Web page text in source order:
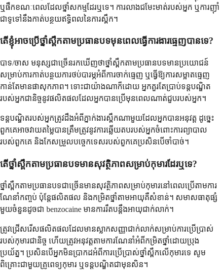
ឬផឹកខណៈពេលដែលថ្នាំសកម្មដែរឬទេ។ ការលាងជមែះមាត់របស់អ្នក ឬការញ៉ាំ
ជាទូទៅនឹងកាត់បន្ថយឥទ្ធិពលនៃការស្ពឹក។
តើខ្ញុំអាចប្រើថ្នាំស្ពឹកតាមប្រធានបទមុនពេលធ្វើការងារធ្មេញបានទេ?
បាទ/ចាស មនុស្សជាច្រើនរកឃើញថាថ្នាំស្ពឹកតាមប្រធានបទមានប្រយោជន៍
សម្រាប់ការកាត់បន្ថយការថប់បារម្ភអំពីការចាក់ធ្មេញ ឬធ្វើឱ្យការសម្អាតធ្មេញ
កាន់តែមានផាសុកភាព។ ទោះជាយ៉ាងណាក៏ដោយ អ្នកគួរតែប្រាប់ទន្តបណ្ឌិត
របស់អ្នកជានិច្ចនូវផលិតផលដែលអ្នកបានប្រើមុនពេលណាត់ជួបរបស់អ្នក។
ទន្តបណ្ឌិតរបស់អ្នកត្រូវដឹងអំពីភ្នាក់ងារស្ពឹកណាមួយដែលអ្នកបានអនុវត្ត ដូច្នេះ
ពួកគេអាចវាយតម្លៃបានត្រឹមត្រូវនូវការឆ្លើយតបរបស់អ្នកចំពោះការព្យាបាល
របស់ពួកគេ និងកែសម្រួលបច្ចេកទេសរបស់ពួកគេប្រសិនបើចាំបាច់។
តើថ្នាំស្ពឹកតាមប្រធានបទមានសុវត្ថិភាពសម្រាប់កុមារដែរឬទេ?
ថ្នាំស្ពឹកតាមប្រធានបទជាច្រើនមានសុវត្ថិភាពសម្រាប់កុមារនៅពេលប្រើតាមការ
ណែនាំកញ្ចប់ ប៉ុន្តែផលិតផល និងកម្រិតថ្នាំតាមអាយុគឺសំខាន់។ សមាសធាតុផ្សំ
មួយចំនួនដូចជា benzocaine មានការរឹតបន្តឹងអាយុជាក់លាក់។
ត្រូវ​ជ្រើសរើស​ផលិតផល​ដែល​មាន​ស្លាក​សញ្ញា​ជាក់លាក់​សម្រាប់​ការ​ប្រើប្រាស់​
របស់​កុមារ​ជានិច្ច ហើយ​ត្រូវ​អនុវត្ត​តាម​ការណែនាំ​អំពី​កម្រិត​ថ្នាំ​ដោយ​ប្រុង
ប្រយ័ត្ន។ ប្រសិនបើ​អ្នក​មិន​ប្រាកដ​អំពី​ការ​ប្រើប្រាស់​ថ្នាំ​ស្ពឹក​លើ​កុមារ​ទេ សូម​
ពិគ្រោះ​ជាមួយ​គ្រូពេទ្យ​កុមារ ឬ​ទន្តបណ្ឌិត​ជាមុនសិន។